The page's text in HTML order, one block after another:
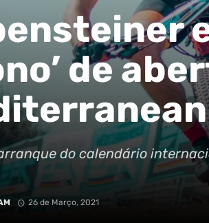
de
do calendário
26 de Março, 2021